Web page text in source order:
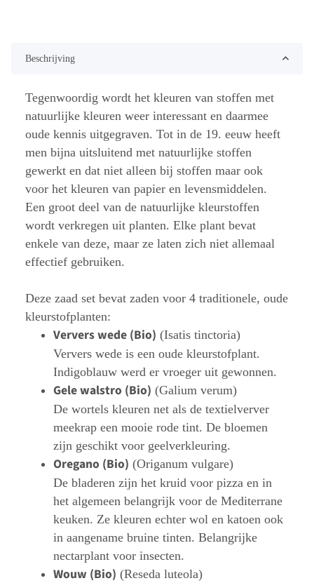
Beschrijving
Tegenwoordig wordt het kleuren van stoffen met
natuurlijke kleuren weer interessant en daarmee
oude kennis uitgegraven. Tot in de 19. eeuw heeft
men bijna uitsluitend met natuurlijke stoffen
gewerkt en dat niet alleen bij stoffen maar ook
voor het kleuren van papier en levensmiddelen.
Een groot deel van de natuurlijke kleurstoffen
wordt verkregen uit planten. Elke plant bevat
enkele van deze, maar ze laten zich niet allemaal
effectief gebruiken.
Deze zaad set bevat zaden voor 4 traditionele, oude
kleurstofplanten:
Ververs wede (Bio) (Isatis tinctoria)
Ververs wede is een oude kleurstofplant.
Indigoblauw werd er vroeger uit gewonnen.
Gele walstro (Bio) (Galium verum)
De wortels kleuren net als de textielverver
meekrap een mooie rode tint. De bloemen
zijn geschikt voor geelverkleuring.
Oregano (Bio) (Origanum vulgare)
De bladeren zijn het kruid voor pizza en in
het algemeen belangrijk voor de Mediterrane
keuken. Ze kleuren echter wol en katoen ook
in aangename bruine tinten. Belangrijke
nectarplant voor insecten.
Wouw (Bio) (Reseda luteola)